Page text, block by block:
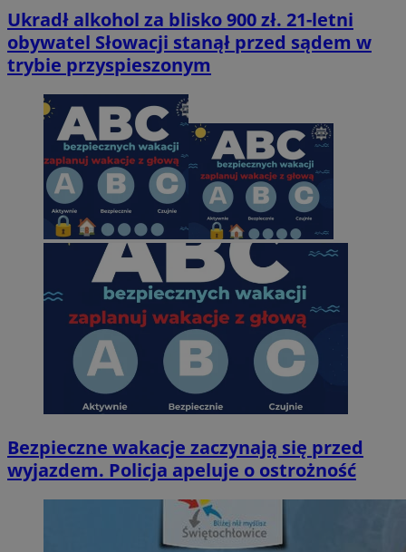
Ukradł alkohol za blisko 900 zł. 21-letni
obywatel Słowacji stanął przed sądem w
trybie przyspieszonym
Bezpieczne wakacje zaczynają się przed
wyjazdem. Policja apeluje o ostrożność